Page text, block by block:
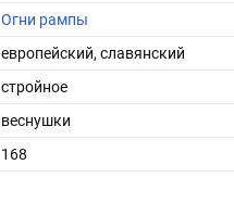
Огни рампы
европейский, славянский
стройное
веснушки
168